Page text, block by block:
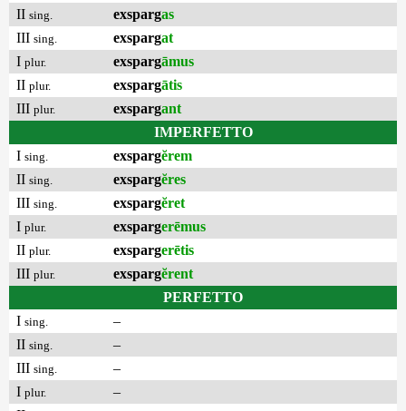
II sing. exspargas
III sing. exspargat
I plur. exspargāmus
II plur. exspargātis
III plur. exspargant
IMPERFETTO
I sing. exspargĕrem
II sing. exspargĕres
III sing. exspargĕret
I plur. exspargerēmus
II plur. exspargerētis
III plur. exspargĕrent
PERFETTO
I sing.
–
II sing.
–
III sing.
–
I plur.
–